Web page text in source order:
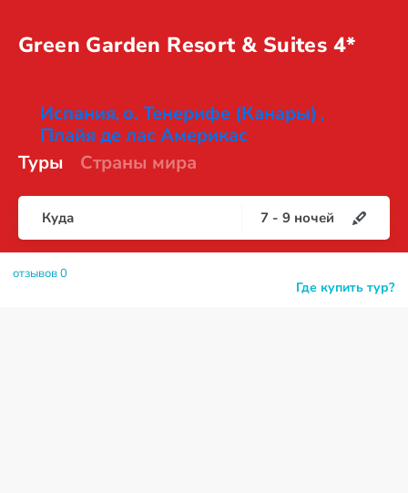
Green Garden Resort & Suites 4*
Испания, о. Тенерифе (Канары) ,
Плайя де лас Америкас
Туры
Страны мира
Куда 7 - 9 ночей
Где купить тур?
отзывов 0